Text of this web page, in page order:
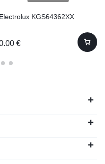
Electrolux KGS64362XX
€